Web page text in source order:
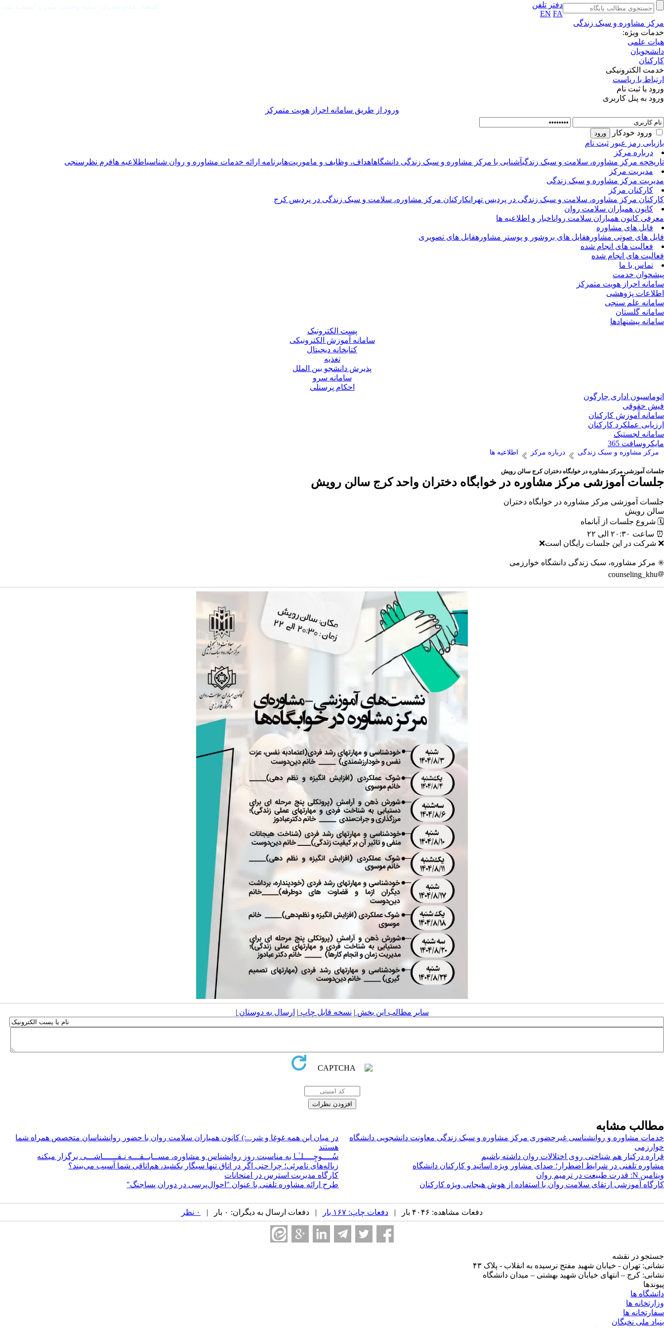
دفتر تلفن
EN FA
مرکز مشاوره و سبک زندگی
خدمات ویژه:
هیات علمی
دانشجویان
کارکنان
خدمت الکترونیکی
ارتباط با ریاست
ورود یا ثبت نام
ورود به پنل کاربری
ورود از طريق سامانه احراز هويت متمركز
ورود خودکار
بازیابی رمز عبور ثبت نام
درباره مرکز
تاریخچه مرکز مشاوره، سلامت و سبک زندگیآشنایی با مرکز مشاوره و سبک زندگی دانشگاهاهداف، وظایف و ماموریت‌هابرنامه ارائه خدمات مشاوره و روان شناسیاطلاعیه هافرم نظرسنجی
مدیریت مرکز
مدیریت مرکز مشاوره و سبک زندگی
کارکنان مرکز
کارکنان مرکز مشاوره، سلامت و سبک زندگی در پردیس تهرانکارکنان مرکز مشاوره، سلامت و سبک زندگی در پردیس کرج
کانون همیاران سلامت روان
معرفی کانون همیاران سلامت رواناخبار و اطلاعیه ها
فایل های مشاوره
فایل های صوتی مشاورهفایل های بروشور و پوستر مشاورهفایل های تصویری
فعالیت های انجام شده
فعالیت های انجام شده
تماس با ما
پیشخوان خدمت
سامانه احراز هویت متمرکز
اطلاعات پژوهشی
سامانه علم سنجی
سامانه گلستان
سامانه پیشنهادها
پست الکترونیک
سامانه آموزش الکترونیکی
کتابخانه دیجیتال
تغذیه
پذیرش دانشجو بین الملل
سامانه سرو
احکام پرسنلی
اتوماسیون اداری چارگون
فیش حقوقی
سامانه آموزش کارکنان
ارزیابی عملکرد کارکنان
سامانه لجستیک
مایکروسافت 365
مرکز مشاوره و سبک زندگی درباره مرکز اطلاعیه ها
جلسات آموزشی مرکز مشاوره در خوابگاه دختران کرج سالن رویش
جلسات آموزشی مرکز مشاوره در خوابگاه دختران واحد کرج سالن رویش
جلسات آموزشی مرکز مشاوره در خوابگاه دختران
سالن رویش
🗓 شروع جلسات از آبانماه
⏰ ساعت ۲۰:۳۰ الی ۲۲
❌ شرکت در این جلسات رایگان است❌
✳️ مرکز مشاوره، سبک زندگی دانشگاه خوارزمی
counseling_khu
سایر مطالب این بخش | نسخه قابل چاپ | ارسال به دوستان |
مطالب مشابه
خدمات مشاوره و روانشناسی غیرحضوری مرکز مشاوره و سبک زندگی معاونت دانشجویی دانشگاه
خوارزمی
در میان این همه غوغا و شر...:) کانون همیاران سلامت روان با حضور روانشناسان متخصص همراه شما
هستند
قراره درکنار هم شناختی روی اختلالات روان داشته باشیم
سُــــوچِــــلـٰـا به مناسبت روز روانشناس و مشاوره، مســابــقـــه نـقــــــاشـــی برگزار میکنه
مشاوره تلفنی در شرایط اضطرار؛ صدای مشاور ویژه اساتید و کارکنان دانشگاه
زباله‌های نامرئی؛ چرا حتی اگر در اتاق تنها سیگار بکشید، هم‌اتاقی شما آسیب می‌بیند؟
ویتامین N: قدرت طبیعت در ترمیم روان
کارگاه مدیریت استرس در امتحانات
کارگاه آموزشی ارتقای سلامت روان با استفاده از هوش هیجانی ویژه کارکنان
طرح ارائه مشاوره تلفنی با عنوان "احوال‌پرسی در دوران پسا‌جنگ"
دفعات مشاهده: ۴۰۴۶ بار | دفعات چاپ: ۱۶۷ بار | دفعات ارسال به دیگران: ۰ بار | ۰ نظر
جستجو در نقشه
نشانی: تهران - خیابان شهید مفتح نرسیده به انقلاب - پلاک ۴۳
نشانی: کرج – انتهای خیابان شهید بهشتی – میدان دانشگاه
پیوندها
دانشگاه ها
وزارتخانه ها
سفارتخانه ها
بنیاد ملی نخبگان